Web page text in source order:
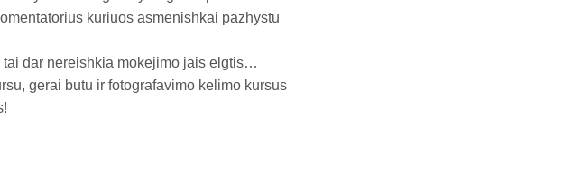
kuriuos asmenishkai pazhystu
tai dar nereishkia mokejimo jais elgtis…
gerai butu ir fotografavimo kelimo kursus